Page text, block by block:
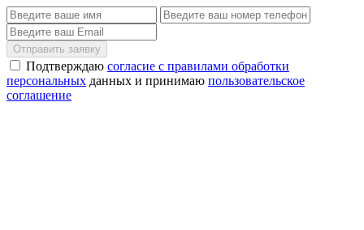
Отправить заявку
Подтверждаю согласие с правилами обработки
персональных данных и принимаю пользовательское
соглашение